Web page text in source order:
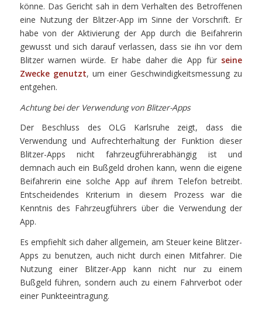
könne. Das Gericht sah in dem Verhalten des Betroffenen
eine Nutzung der Blitzer-App im Sinne der Vorschrift. Er
habe von der Aktivierung der App durch die Beifahrerin
gewusst und sich darauf verlassen, dass sie ihn vor dem
Blitzer warnen würde. Er habe daher die App für seine
Zwecke genutzt, um einer Geschwindigkeitsmessung zu
entgehen.
Achtung bei der Verwendung von Blitzer-Apps
Der Beschluss des OLG Karlsruhe zeigt, dass die
Verwendung und Aufrechterhaltung der Funktion dieser
Blitzer-Apps nicht fahrzeugführerabhängig ist und
demnach auch ein Bußgeld drohen kann, wenn die eigene
Beifahrerin eine solche App auf ihrem Telefon betreibt.
Entscheidendes Kriterium in diesem Prozess war die
Kenntnis des Fahrzeugführers über die Verwendung der
App.
Es empfiehlt sich daher allgemein, am Steuer keine Blitzer-
Apps zu benutzen, auch nicht durch einen Mitfahrer. Die
Nutzung einer Blitzer-App kann nicht nur zu einem
Bußgeld führen, sondern auch zu einem Fahrverbot oder
einer Punkteeintragung.